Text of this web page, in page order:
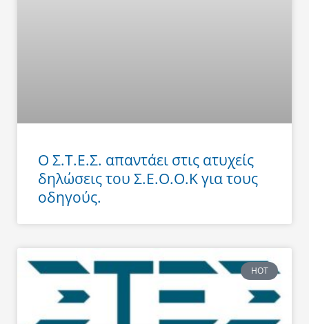
Ο Σ.Τ.Ε.Σ. απαντάει στις ατυχείς
δηλώσεις του Σ.Ε.Ο.Ο.Κ για τους
οδηγούς.
HOT